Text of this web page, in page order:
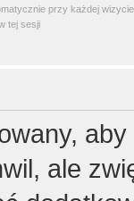
przy każdej wizycie
tej sesji
ale